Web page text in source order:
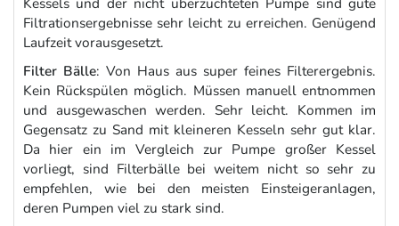
Filtrationsergebnisse sehr leicht zu erreichen. Genügend
Laufzeit vorausgesetzt.
Filter Bälle: Von Haus aus super feines Filterergebnis.
Kein Rückspülen möglich. Müssen manuell entnommen
und ausgewaschen werden. Sehr leicht. Kommen im
Gegensatz zu Sand mit kleineren Kesseln sehr gut klar.
Da hier ein im Vergleich zur Pumpe großer Kessel
vorliegt, sind Filterbälle bei weitem nicht so sehr zu
empfehlen, wie bei den meisten Einsteigeranlagen,
deren Pumpen viel zu stark sind.